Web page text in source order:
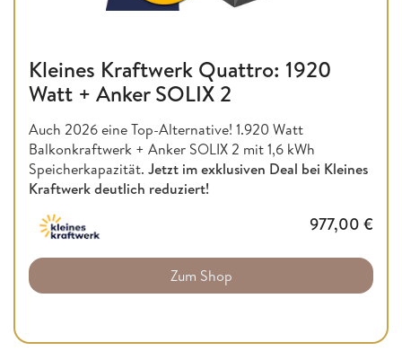
Kleines Kraftwerk Quattro: 1920
Watt + Anker SOLIX 2
Auch 2026 eine Top-Alternative! 1.920 Watt
Balkonkraftwerk + Anker SOLIX 2 mit 1,6 kWh
Speicherkapazität. Jetzt im exklusiven Deal bei Kleines
Kraftwerk deutlich reduziert!
977,00 €
Zum Shop